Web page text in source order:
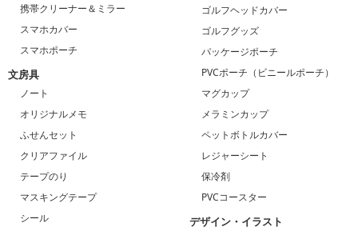
携帯クリーナー＆ミラー
スマホカバー
スマホポーチ
文房具
ノート
オリジナルメモ
ふせんセット
クリアファイル
テープのり
マスキングテープ
シール
ゴルフヘッドカバー
ゴルフグッズ
パッケージポーチ
PVCポーチ（ビニールポーチ）
マグカップ
メラミンカップ
ペットボトルカバー
レジャーシート
保冷剤
PVCコースター
デザイン・イラスト